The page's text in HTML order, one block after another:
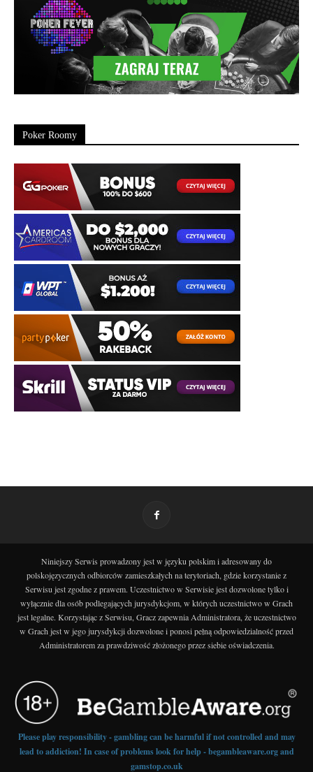
Poker Roomy
Niniejszy Serwis prowadzony jest w języku polskim i adresowany do
polskojęzycznych odbiorców zamieszkałych na terytoriach, gdzie korzystanie z
Serwisu jest zgodne z prawem. Uczestnictwo w Serwisie jest dozwolone tylko i
wyłącznie dla osób podlegających jurysdykcjom, w których uczestnictwo w Grach
jest legalne. Korzystając z Serwisu, Gracz zapewnia Administratora, że uczestnictwo
w Grach jest w jego jurysdykcji dozwolone i ponosi pełną odpowiedzialność przed
Administratorem za prawdziwość złożonego przez siebie oświadczenia.
Please play responsibility - gambling can be harmful if not controlled and may
lead to addiction! In case of problems look for help - begambleaware.org and
gamstop.co.uk